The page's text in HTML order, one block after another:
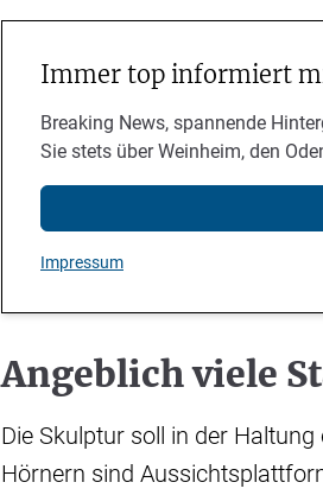
Immer top informiert
Breaking News, spannende
Sie stets über Weinheim, den
Impressum
Angeblich viele
Die Skulptur soll in der
Hörnern sind